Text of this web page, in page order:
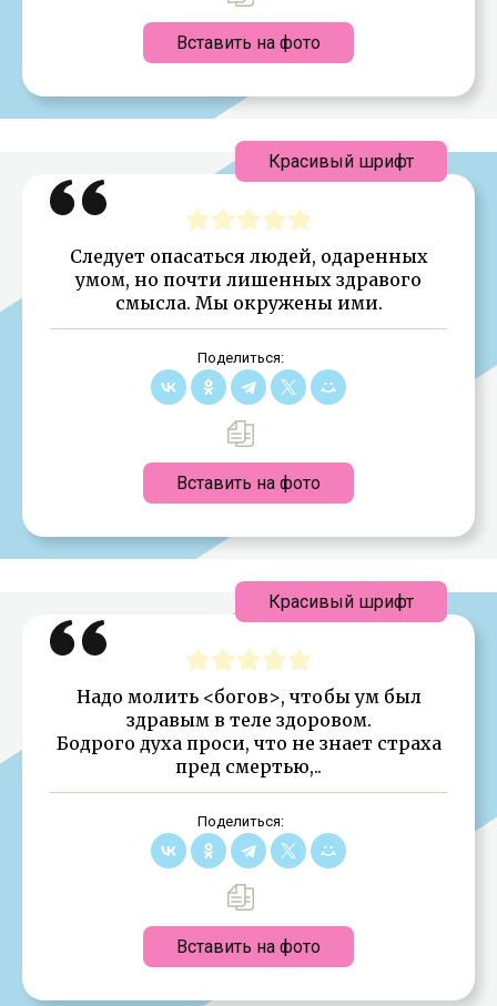
Вставить на фото
Следует опасаться людей, одаренных
умом, но почти лишенных здравого
смысла. Мы окружены ими.
Поделиться:
Вставить на фото
Красивый шрифт
Надо молить <богов>, чтобы ум был
здравым в теле здоровом.
Бодрого духа проси, что не знает страха
пред смертью,..
Поделиться:
Вставить на фото
Красивый шрифт